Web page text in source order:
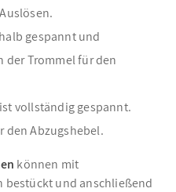
gespannt und
der Trommel für den
vollständig gespannt.
den Abzugshebel.
können mit
und anschließend